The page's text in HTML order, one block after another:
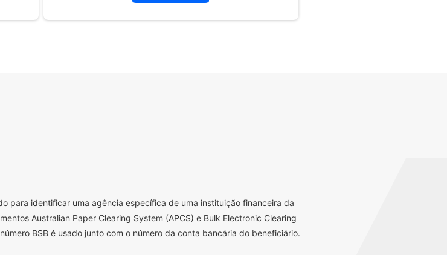
para identificar uma agência específica de uma instituição financeira da
Australian Paper Clearing System (APCS) e Bulk Electronic Clearing
BSB é usado junto com o número da conta bancária do beneficiário.